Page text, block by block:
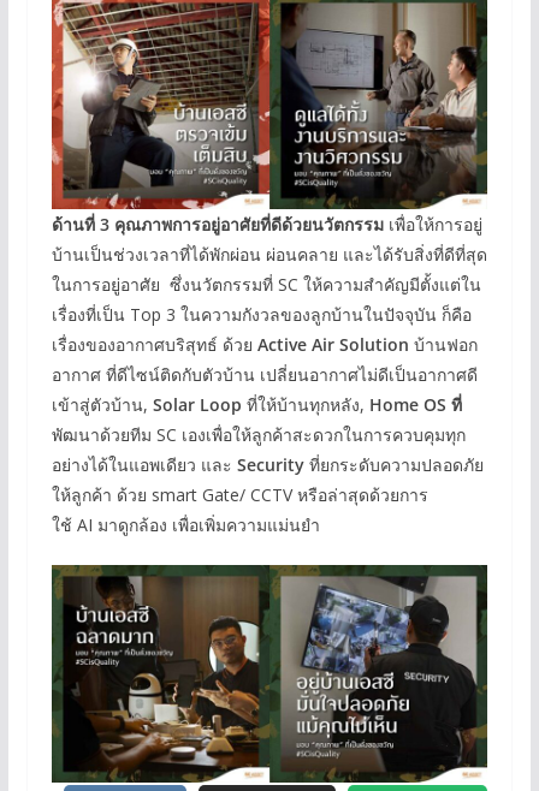
ด้านที่ 3 คุณภาพการอยู่อาศัยที่ดีด้วยนวัตกรรม เพื่อให้การอยู่
บ้านเป็นช่วงเวลาที่ได้พักผ่อน ผ่อนคลาย และได้รับสิ่งที่ดีที่สุด
ในการอยู่อาศัย ซึ่งนวัตกรรมที่ SC ให้ความสำคัญมีตั้งแต่ใน
เรื่องที่เป็น Top 3 ในความกังวลของลูกบ้านในปัจจุบัน ก็คือ
เรื่องของอากาศบริสุทธ์ ด้วย Active Air Solution บ้านฟอก
อากาศ ที่ดีไซน์ติดกับตัวบ้าน เปลี่ยนอากาศไม่ดีเป็นอากาศดี
เข้าสู่ตัวบ้าน, Solar Loop ที่ให้บ้านทุกหลัง, Home OS ที่
พัฒนาด้วยทีม SC เองเพื่อให้ลูกค้าสะดวกในการควบคุมทุก
อย่างได้ในแอพเดียว และ Security ที่ยกระดับความปลอดภัย
ให้ลูกค้า ด้วย smart Gate/ CCTV หรือล่าสุดด้วยการ
ใช้ AI มาดูกล้อง เพื่อเพิ่มความแม่นยำ